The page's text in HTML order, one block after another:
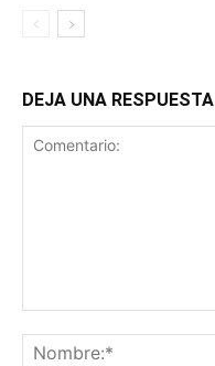
DEJA UNA RESPUESTA